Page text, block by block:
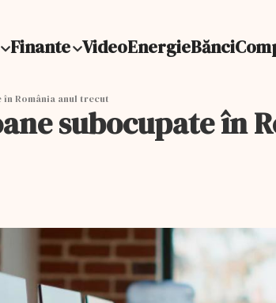
Finante VideoEnergieBănci
în România anul trecut
subocupate în